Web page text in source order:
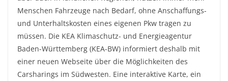
Menschen Fahrzeuge nach Bedarf, ohne Anschaffungs-
und Unterhaltskosten eines eigenen Pkw tragen zu
müssen. Die KEA Klimaschutz- und Energieagentur
Baden-Württemberg (KEA-BW) informiert deshalb mit
einer neuen Webseite über die Möglichkeiten des
Carsharings im Südwesten. Eine interaktive Karte, ein